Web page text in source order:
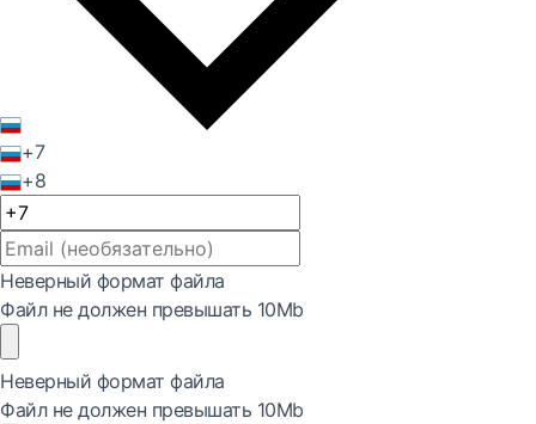
+7
+8
Неверный формат файла
Файл не должен превышать 10Mb
Неверный формат файла
Файл не должен превышать 10Mb